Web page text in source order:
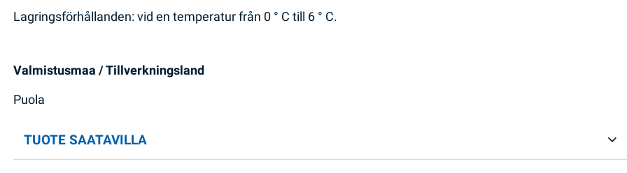
Lagringsförhållanden: vid en temperatur från 0 ° C till 6 ° C.
Valmistusmaa / Tillverkningsland
Puola
TUOTE SAATAVILLA